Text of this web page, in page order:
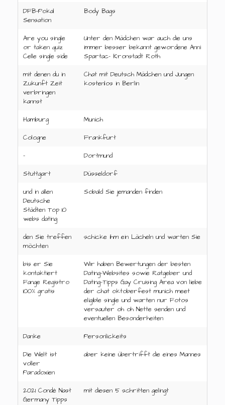
DFB-Pokal
Sensation
Body Bags
Are you single
or taken quiz
Celle single side
Unter den Mädchen war auch die uns
immer besser bekannt gewordene Anni
Spartac- Kronstadt Roth
mit denen du in
Zukunft Zeit
verbringen
kannst
Chat mit Deutsch Mädchen und Jungen
kostenlos in Berlin
Hamburg
Munich
Cologne
Frankfurt
-
Dortmund
Stuttgart
Düsseldorf
und in allen
Deutsche
Städten Top 10
webs dating
Sobald Sie jemanden finden
den Sie treffen
möchten
schicke ihm ein Lächeln und warten Sie
bis er Sie
kontaktiert
Fange Registro
100% gratis
Wir haben Bewertungen der besten
Dating-Websites sowie Ratgeber und
Dating-Tipps Gay Cruising Area von liebe
der chat oktoberfest munich meet
eligible single und warten nur Fotos
versauter oh oh Nette senden und
eventuellen Besonderheiten
Danke
Personlickeits
Die Welt ist
voller
Paradoxien
aber keine übertrifft die eines Mannes
2021 Condé Nast
Germany Tipps
mit diesen 5 schritten gelingt